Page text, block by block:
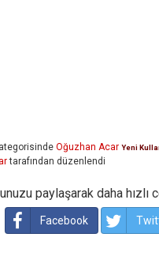
Oğuzhan Acar Yeni
tarafından düzenlendi
paylaşarak daha hızlı
Facebook